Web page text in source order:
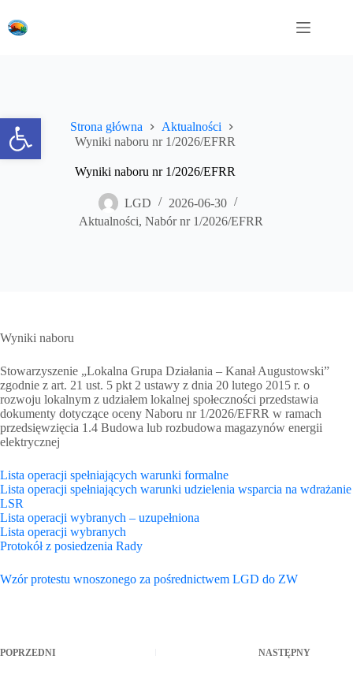
Otwórz pasek narzędzi
do
treści
Strona główna
Aktualności
Wyniki naboru nr 1/2026/EFRR
Wyniki naboru nr 1/2026/EFRR
LGD
2026-06-30
Aktualności,Nabór nr 1/2026/EFRR
Wyniki naboru
Stowarzyszenie „Lokalna Grupa Działania – Kanał Augustowski”
zgodnie z art. 21 ust. 5 pkt 2 ustawy z dnia 20 lutego 2015 r. o
rozwoju lokalnym z udziałem lokalnej społeczności przedstawia
dokumenty dotyczące oceny Naboru nr 1/2026/EFRR w ramach
przedsięwzięcia 1.4 Budowa lub rozbudowa magazynów energii
elektrycznej
Lista operacji spełniających warunki formalne
Lista operacji spełniających warunki udzielenia wsparcia na wdrażanie
LSR
Lista operacji wybranych – uzupełniona
Lista operacji wybranych
Protokół z posiedzenia Rady
Wzór protestu wnoszonego za pośrednictwem LGD do ZW
POPRZEDNI NASTĘPNY